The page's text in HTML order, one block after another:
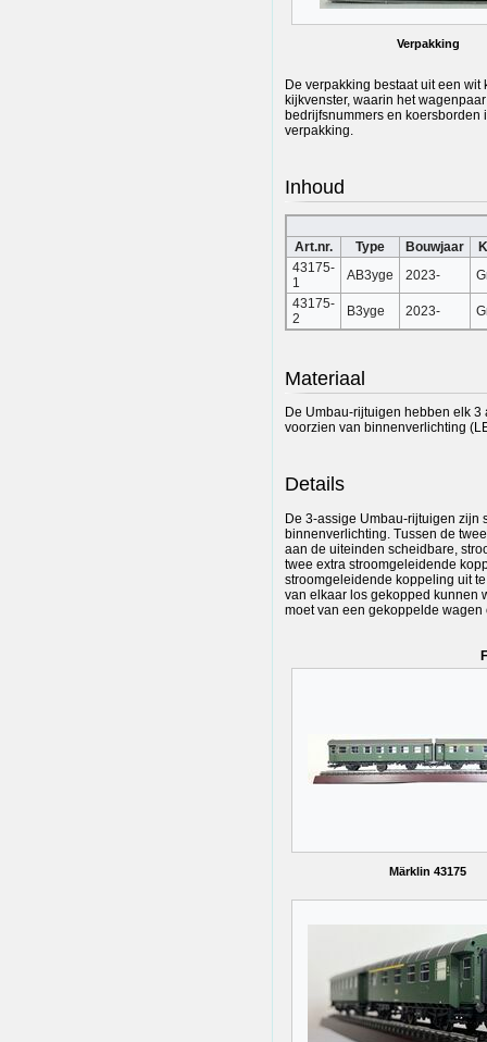
Verpakking
De verpakking bestaat uit een
kijkvenster, waarin het
bedrijfsnummers en
verpakking.
Inhoud
Art.nr.
Type Bouwjaar
43175-
1
AB3yge 2023-
43175-
2
B3yge 2023-
Materiaal
De Umbau-rijtuigen hebben elk
voorzien van binnenverlichting
Details
De 3-assige Umbau-rijtuigen zijn
binnenverlichting. Tussen de
aan de uiteinden scheidbare,
twee extra stroomgeleidende
stroomgeleidende koppeling uit
van elkaar los gekopped kunnen
moet van een gekoppelde wagen
Märklin 43175